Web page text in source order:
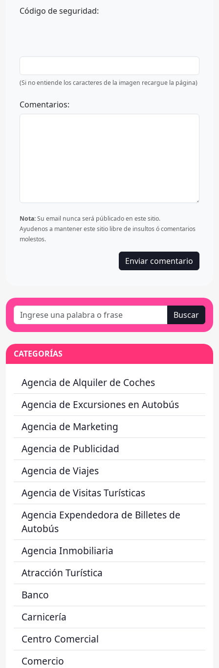
Código de seguridad:
(Si no entiende los caracteres de la imagen recargue la página)
Comentarios:
Nota:Su email nunca será públicado en este sitio.
Ayudenos a mantener este sitio libre de insultos ó comentarios
molestos.
Enviar comentario
Buscar
CATEGORÍAS
Agencia de Alquiler de Coches
Agencia de Excursiones en Autobús
Agencia de Marketing
Agencia de Publicidad
Agencia de Viajes
Agencia de Visitas Turísticas
Agencia Expendedora de Billetes de
Autobús
Agencia Inmobiliaria
Atracción Turística
Banco
Carnicería
Centro Comercial
Comercio